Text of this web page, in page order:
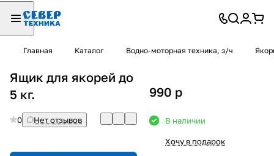
Главная Каталог Водно-моторная техника, з/ч
Ящик для якорей до
5 кг.
0 Нет отзывов
990 p
В наличии
Хочу в подарок